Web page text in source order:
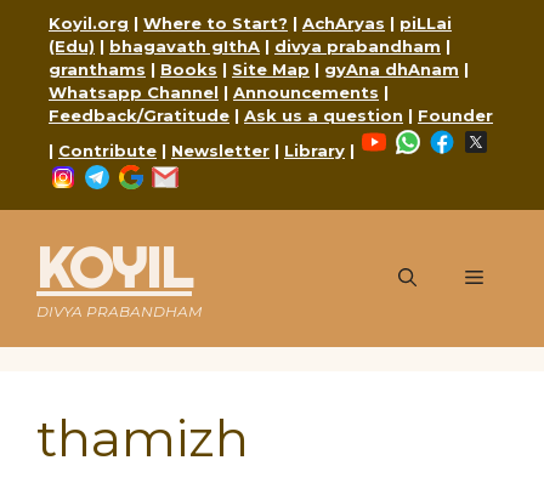
content
Koyil.org | Where to Start? | AchAryas | piLLai
(Edu) | bhagavath gIthA | divya prabandham |
granthams | Books | Site Map | gyAna dhAnam |
Whatsapp Channel | Announcements |
Feedback/Gratitude | Ask us a question | Founder
| Contribute | Newsletter | Library |
YouTubeWhatsApp
Facebook
Instagram
Telegram
Google
KOYIL
DIVYA PRABANDHAM
Menu
thamizh